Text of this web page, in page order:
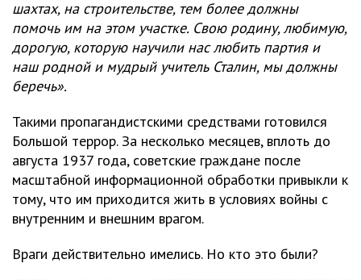
шахтах, на строительстве, тем более должны
помочь им на этом участке. Свою родину, любимую,
дорогую, которую научили нас любить партия и
наш родной и мудрый учитель Сталин, мы должны
беречь».
Такими пропагандистскими средствами готовился
Большой террор. За несколько месяцев, вплоть до
августа 1937 года, советские граждане после
масштабной информационной обработки привыкли к
тому, что им приходится жить в условиях войны с
внутренним и внешним врагом.
Враги действительно имелись. Но кто это были?